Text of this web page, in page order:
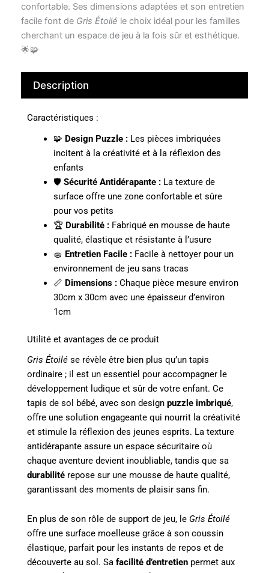
confortable. Ses dimensions adaptées et son entretien
facile font de Gris Étoilé le choix idéal pour les familles
cherchant un espace de jeu à la fois sûr et esthétique.
🌟🧩
Description
Caractéristiques :
🧩 Design Puzzle :Les pièces imbriquées
incitent à la créativité et à la réflexion des
enfants
🛡️ Sécurité Antidérapante :La texture de
surface offre une zone confortable et sûre
pour vos petits
🏆 Durabilité :Fabriqué en mousse de haute
qualité, élastique et résistante à l’usure
🧽 Entretien Facile :Facile à nettoyer pour un
environnement de jeu sans tracas
📏 Dimensions :Chaque pièce mesure environ
30cm x 30cm avec une épaisseur d’environ
1cm
Utilité et avantages de ce produit
Gris Étoilé se révèle être bien plus qu’un tapis
ordinaire ; il est un essentiel pour accompagner le
développement ludique et sûr de votre enfant. Ce
tapis de sol bébé, avec son design puzzle imbriqué,
offre une solution engageante qui nourrit la créativité
et stimule la réflexion des jeunes esprits. La texture
antidérapante assure un espace sécuritaire où
chaque aventure devient inoubliable, tandis que sa
durabilité repose sur une mousse de haute qualité,
garantissant des moments de plaisir sans fin.
En plus de son rôle de support de jeu, le Gris Étoilé
offre une surface moelleuse grâce à son coussin
élastique, parfait pour les instants de repos et de
découverte au sol. Sa facilité d’entretien permet aux